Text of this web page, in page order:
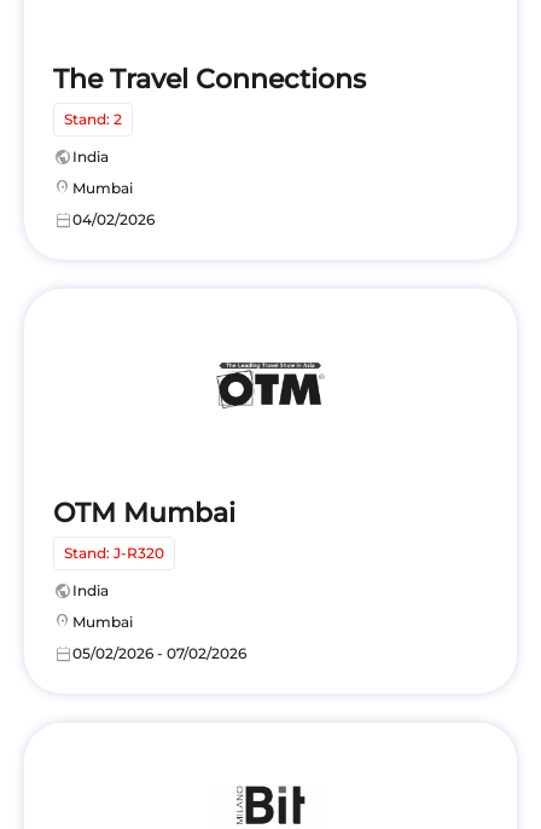
The Travel Connections
Stand: 2
public India
location_on Mumbai
calendar_today04/02/2026
OTM Mumbai
Stand: J-R320
public India
location_on Mumbai
calendar_today05/02/2026 - 07/02/2026